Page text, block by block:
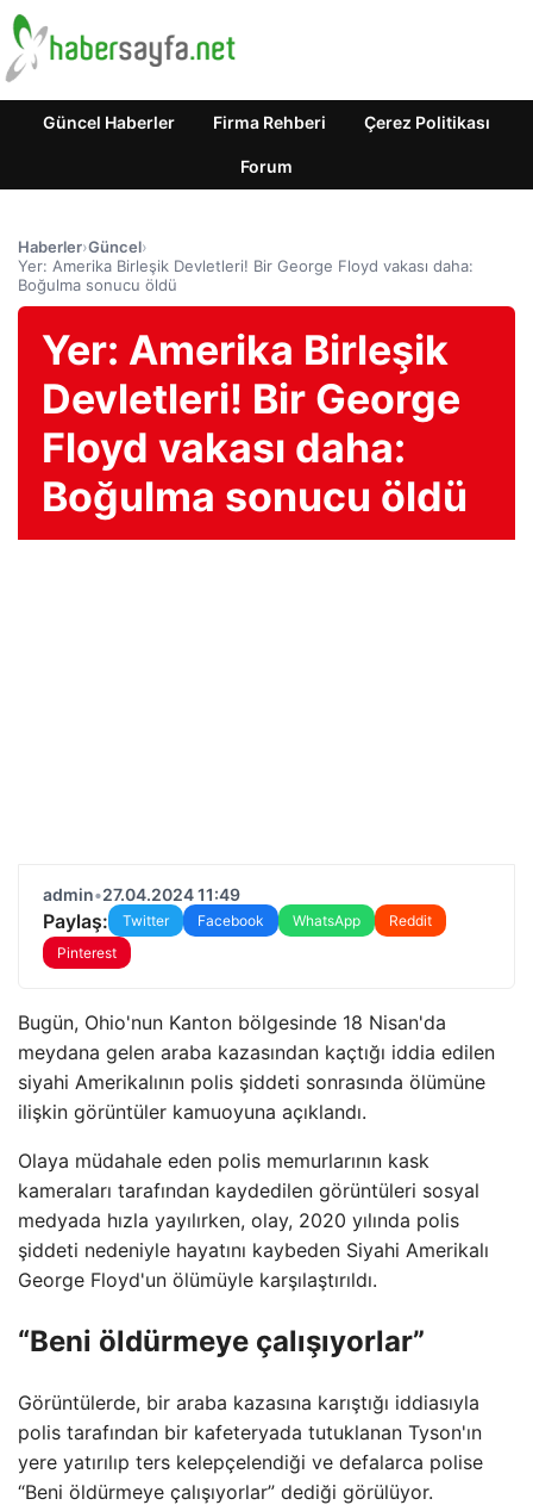
Güncel Haberler Firma Rehberi Çerez Politikası
Forum
Haberler›Güncel›
Yer: Amerika Birleşik Devletleri! Bir George Floyd vakası daha:
Boğulma sonucu öldü
Yer: Amerika Birleşik
Devletleri! Bir George
Floyd vakası daha:
Boğulma sonucu öldü
admin•27.04.2024 11:49
Paylaş: Twitter Facebook WhatsApp
Reddit
Pinterest
Bugün, Ohio'nun Kanton bölgesinde 18 Nisan'da
meydana gelen araba kazasından kaçtığı iddia edilen
siyahi Amerikalının polis şiddeti sonrasında ölümüne
ilişkin görüntüler kamuoyuna açıklandı.
Olaya müdahale eden polis memurlarının kask
kameraları tarafından kaydedilen görüntüleri sosyal
medyada hızla yayılırken, olay, 2020 yılında polis
şiddeti nedeniyle hayatını kaybeden Siyahi Amerikalı
George Floyd'un ölümüyle karşılaştırıldı.
“Beni öldürmeye çalışıyorlar”
Görüntülerde, bir araba kazasına karıştığı iddiasıyla
polis tarafından bir kafeteryada tutuklanan Tyson'ın
yere yatırılıp ters kelepçelendiği ve defalarca polise
“Beni öldürmeye çalışıyorlar” dediği görülüyor.